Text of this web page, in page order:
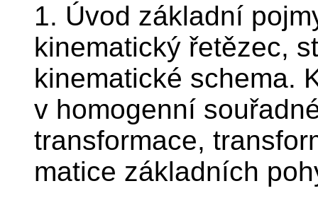
1. Úvod základní
kinematický řetězec,
kinematické schema.
v homogenní
transformace,
matice základních